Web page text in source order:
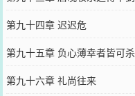
第九十四章 迟迟危
第九十五章 负心薄幸者皆可杀
第九十六章 礼尚往来